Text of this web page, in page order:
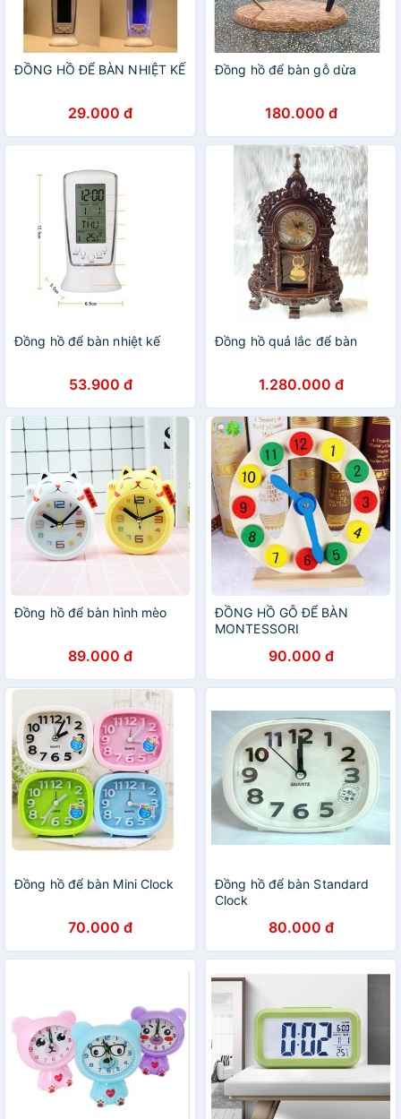
ĐỒNG HỒ ĐỂ BÀN NHIỆT KẾ
29.000 đ
Đồng hồ để bàn gỗ dừa
180.000 đ
Đồng hồ để bàn nhiệt kế
53.900 đ
Đồng hồ quả lắc để bàn
1.280.000 đ
Đồng hồ để bàn hình mèo
89.000 đ
ĐỒNG HỒ GỖ ĐỂ BÀN
MONTESSORI
90.000 đ
Đồng hồ để bàn Mini Clock
70.000 đ
Đồng hồ để bàn Standard
Clock
80.000 đ